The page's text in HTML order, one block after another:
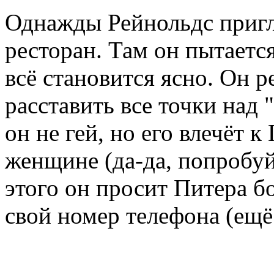
Однажды Рейнольдс
ресторан. Там он
всё становится ясно. Он
расставить все точки
он не гей, но его влечёт
женщине (да-да,
этого он просит Питера
свой номер телефона